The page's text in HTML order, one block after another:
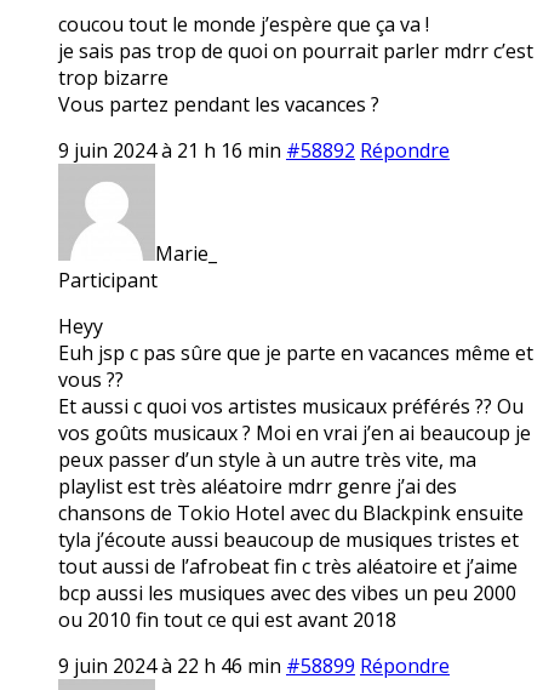
coucou tout le monde j’espère que ça va !
je sais pas trop de quoi on pourrait parler mdrr c’est
trop bizarre
Vous partez pendant les vacances ?
9 juin 2024 à 21 h 16 min #58892 Répondre
Marie_
Participant
Heyy
Euh jsp c pas sûre que je parte en vacances même et
vous ??
Et aussi c quoi vos artistes musicaux préférés ?? Ou
vos goûts musicaux ? Moi en vrai j’en ai beaucoup je
peux passer d’un style à un autre très vite, ma
playlist est très aléatoire mdrr genre j’ai des
chansons de Tokio Hotel avec du Blackpink ensuite
tyla j’écoute aussi beaucoup de musiques tristes et
tout aussi de l’afrobeat fin c très aléatoire et j’aime
bcp aussi les musiques avec des vibes un peu 2000
ou 2010 fin tout ce qui est avant 2018
9 juin 2024 à 22 h 46 min #58899 Répondre